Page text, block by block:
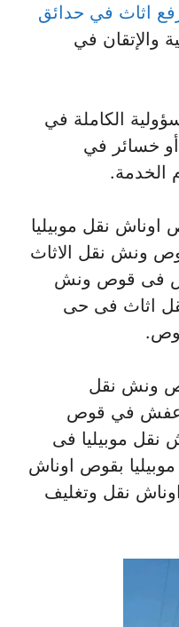
اثاث في حدائق
والإتقان في
الكاملة في
خسائر في
الخدمة.
اوناش نقل موبيليا
ونش نقل الاثاث
فى قوص ونش
اثاث فى حى
ونش نقل
عفش في قوص
موبيليا فى
بقوص اوناش
نقل وتغليف